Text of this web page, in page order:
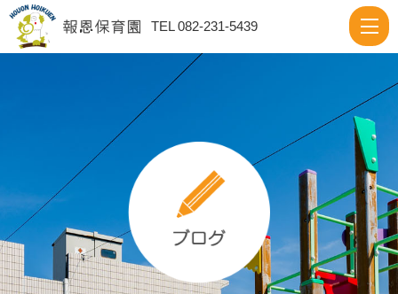
理
事
長
一
緒
に・・・
11
TEL 082-231-5439